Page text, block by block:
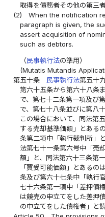
取得を債務者その他の第三
(2)
When the notification
paragraph is given, the
assert acquisition of
such as debtors.
（民事執行法の準用）
(Mutatis Mutandis
第五十条
民事執行法第五十
第六十五条から第六十八条
で、第七十二条第一項及び
で、第七十八条並びに第八
この場合において、同法第
する売却基準価額」とある
条第二項中「執行裁判所」
法第七十一条第六号中「売
額」と、同法第六十三条第
「買受可能価額」とあるの
条及び第六十七条中「執行
七十六条第一項中「差押債
は競売の申立てをした差押
の申立てをした債権者」と